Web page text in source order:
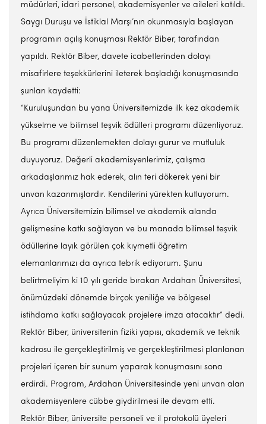
müdürleri, idari personel, akademisyenler ve aileleri katıldı.
Saygı Duruşu ve İstiklal Marşı’nın okunmasıyla başlayan
programın açılış konuşması Rektör Biber, tarafından
yapıldı. Rektör Biber, davete icabetlerinden dolayı
misafirlere teşekkürlerini ileterek başladığı konuşmasında
şunları kaydetti:
“Kuruluşundan bu yana Üniversitemizde ilk kez akademik
yükselme ve bilimsel teşvik ödülleri programı düzenliyoruz.
Bu programı düzenlemekten dolayı gurur ve mutluluk
duyuyoruz. Değerli akademisyenlerimiz, çalışma
arkadaşlarımız hak ederek, alın teri dökerek yeni bir
unvan kazanmışlardır. Kendilerini yürekten kutluyorum.
Ayrıca Üniversitemizin bilimsel ve akademik alanda
gelişmesine katkı sağlayan ve bu manada bilimsel teşvik
ödüllerine layık görülen çok kıymetli öğretim
elemanlarımızı da ayrıca tebrik ediyorum. Şunu
belirtmeliyim ki 10 yılı geride bırakan Ardahan Üniversitesi,
önümüzdeki dönemde birçok yeniliğe ve bölgesel
istihdama katkı sağlayacak projelere imza atacaktır” dedi.
Rektör Biber, üniversitenin fiziki yapısı, akademik ve teknik
kadrosu ile gerçekleştirilmiş ve gerçekleştirilmesi planlanan
projeleri içeren bir sunum yaparak konuşmasını sona
erdirdi. Program, Ardahan Üniversitesinde yeni unvan alan
akademisyenlere cübbe giydirilmesi ile devam etti.
Rektör Biber, üniversite personeli ve il protokolü üyeleri